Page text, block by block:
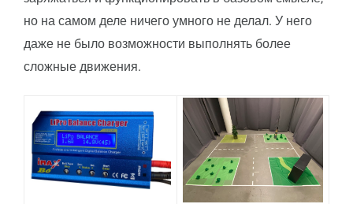
но на самом деле ничего умного не делал. У него
даже не было возможности выполнять более
сложные движения.